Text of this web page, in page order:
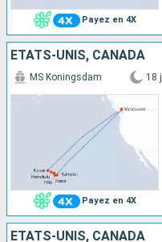
Payez en 4X
ÉTATS-UNIS, CANADA
Payez en 4X
MS Koningsdam 18 j
ÉTATS-UNIS, CANADA